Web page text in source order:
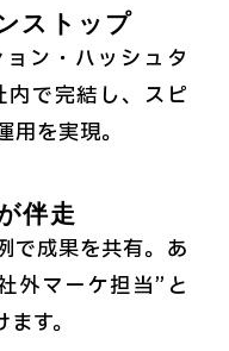
ストップ
ン・ハッシュタ
で完結し、スピ
を実現。
伴走
で成果を共有。あ
外マーケ担当”と
す。